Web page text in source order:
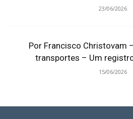
23/06/2026
Por Francisco Christovam
transportes – Um
15/06/2026